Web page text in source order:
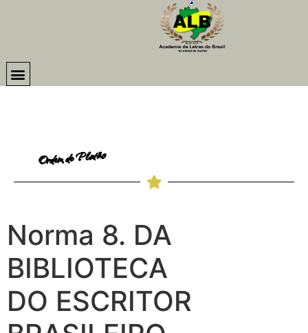
Ordem de Platão
Norma 8. DA
BIBLIOTECA
DO ESCRITOR